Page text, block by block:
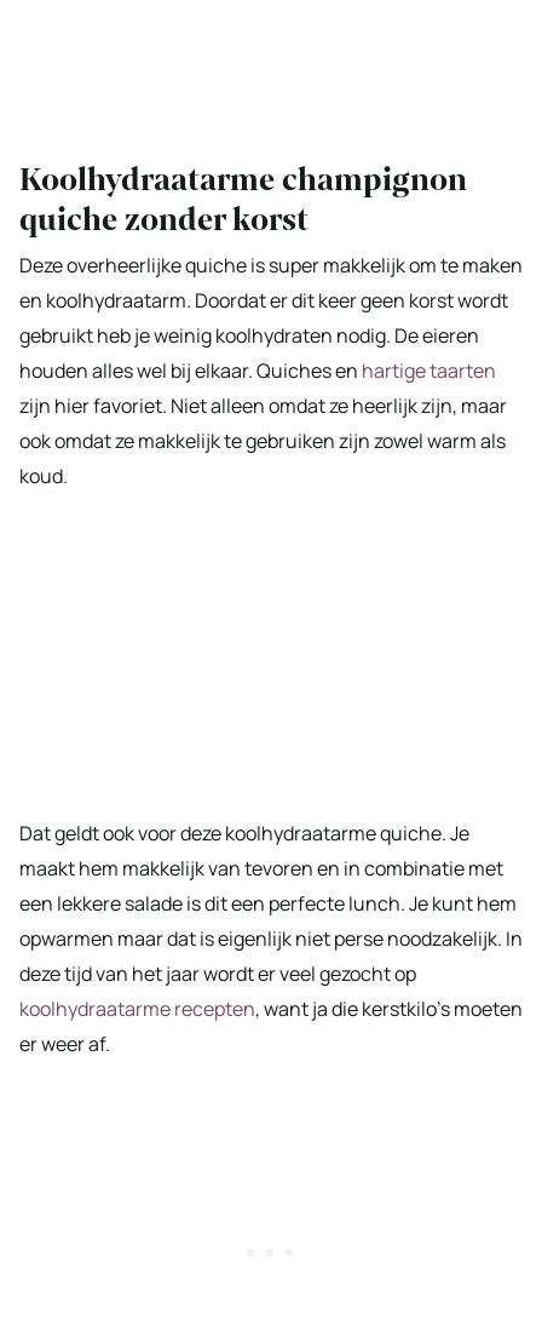
Koolhydraatarme champignon
quiche zonder korst
Deze overheerlijke quiche is super makkelijk om te maken
en koolhydraatarm. Doordat er dit keer geen korst wordt
gebruikt heb je weinig koolhydraten nodig. De eieren
houden alles wel bij elkaar. Quiches en hartige taarten
zijn hier favoriet. Niet alleen omdat ze heerlijk zijn, maar
ook omdat ze makkelijk te gebruiken zijn zowel warm als
koud.
Dat geldt ook voor deze koolhydraatarme quiche. Je
maakt hem makkelijk van tevoren en in combinatie met
een lekkere salade is dit een perfecte lunch. Je kunt hem
opwarmen maar dat is eigenlijk niet perse noodzakelijk. In
deze tijd van het jaar wordt er veel gezocht op
koolhydraatarme recepten, want ja die kerstkilo’s moeten
er weer af.